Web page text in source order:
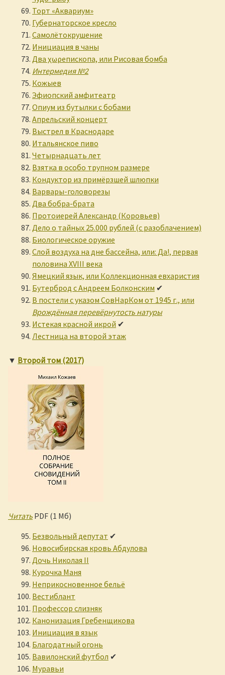
Торт «Аквариум»
Губернаторское кресло
Самолётокрушение
Инициация в чаны
Два χωρепископа, или Рисовая бомба
Интермедия №2
Кожыев
Эфиопский амфитеатр
Опиум из бутылки с бобами
Апрельский концерт
Выстрел в Краснодаре
Итальянское пиво
Четырнадцать лет
Взятка в особо трупном размере
Кондуктор из примёрзшей шлюпки
Варвары-головорезы
Два бобра-брата
Протоиерей Александр (Коровьев)
Дело о тайных 25.000 рублей (с разоблачением)
Биологическое оружие
Слой воздуха на дне бассейна, или: Да!, первая
половина XVIII века
Ямецкий язык, или Коллекционная евхаристия
Бутерброд с Андреем Болконским ✔
В постели с указом СовНарКом от 1945 г., или
Врождённая перевёрнутость натуры
Истекая красной икрой ✔
Лестница на второй этаж
▼ Второй том (2017)
Читать PDF (1 Мб)
Безвольный депутат ✔
Новосибирская кровь Абдулова
Дочь Николая II
Курочка Маня
Неприкосновенное бельё
Вестиблант
Профессор слизняк
Канонизация Гребенщикова
Инициация в язык
Благодатный огонь
Вавилонский футбол ✔
Муравьи